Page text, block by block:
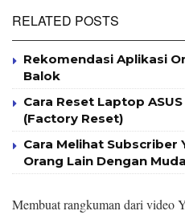
RELATED POSTS
Rekomendasi Aplikasi
Balok
Cara Reset Laptop
(Factory Reset)
Cara Melihat Subscriber
Orang Lain Dengan
Membuat rangkuman dari video